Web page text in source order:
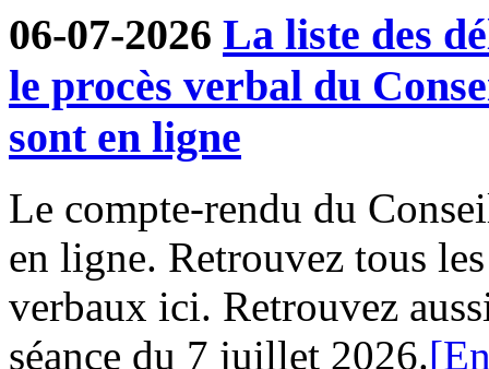
06-07-2026 La liste des
le procès verbal du
sont en ligne
Le compte-rendu du
en ligne. Retrouvez tous
verbaux ici. Retrouvez
séance du 7 juillet 2026.